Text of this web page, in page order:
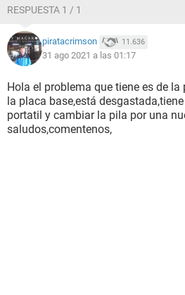
RESPUESTA 1 / 1
piratacrimson 11.636
31 ago 2021 a las 01:17
Hola el problema que tiene es de la
la placa base,está
portatil y cambiar la pila por una
saludos,comentenos,